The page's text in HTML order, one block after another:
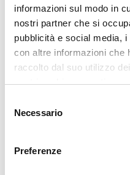
informazioni sul modo in
nostri partner che si
pubblicità e social media,
con altre informazioni che
raccolto dal suo utilizzo
nostri cookie se continua
delNecessario
Preferenze
‹
RECENT POSTS